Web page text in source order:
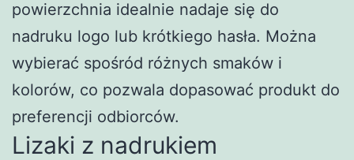
powierzchnia idealnie nadaje się do
nadruku logo lub krótkiego hasła. Można
wybierać spośród różnych smaków i
kolorów, co pozwala dopasować produkt do
preferencji odbiorców.
Lizaki z nadrukiem